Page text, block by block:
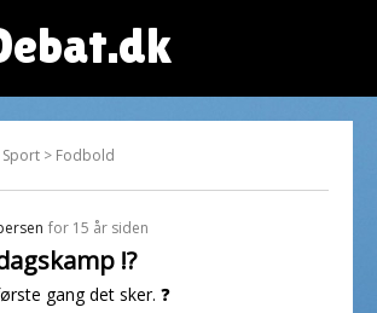
Sport > Fodbold
for 15 år siden
!?
gang det sker. ❓